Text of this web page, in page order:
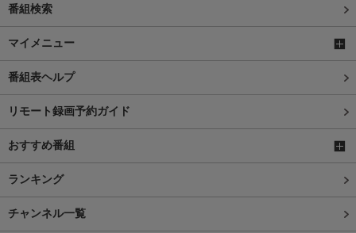
番組検索
マイメニュー
番組表ヘルプ
リモート録画予約ガイド
おすすめ番組
ランキング
チャンネル一覧